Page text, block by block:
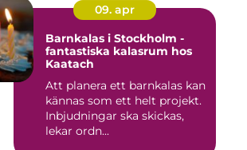
09. apr
Barnkalas i Stockholm -
fantastiska kalasrum hos
Kaatach
Att planera ett barnkalas kan
kännas som ett helt projekt.
Inbjudningar ska skickas,
lekar ordn...